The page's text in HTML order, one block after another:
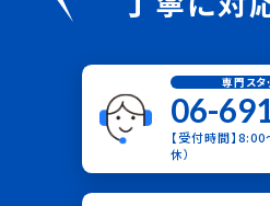
専門スタ
06-
【受付時間】
休）